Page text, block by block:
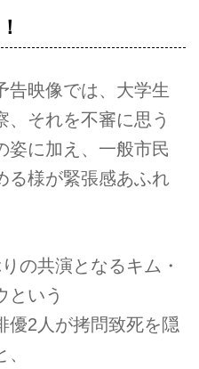
告映像では、大学生
、それを不審に思う
姿に加え、一般市民
る様が緊張感あふれ
の共演となるキム・
という
優2人が拷問致死を隠